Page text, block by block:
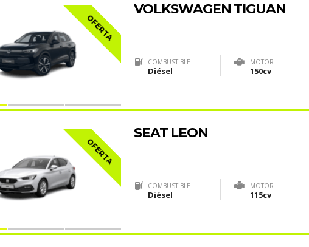
OFERTA
VOLKSWAGEN TIGUAN
COMBUSTIBLE
Diésel
MOTOR
150cv
OFERTA
SEAT LEON
COMBUSTIBLE
Diésel
MOTOR
115cv